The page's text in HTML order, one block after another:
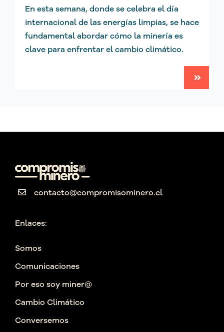
En esta semana, donde se celebra el día
internacional de las energías limpias, se hace
fundamental abordar cómo la minería es
clave para enfrentar el cambio climático.
contacto@compromisominero.cl
Enlaces:
Somos
Comunicaciones
Por eso soy miner@
Cambio Climático
Conversemos